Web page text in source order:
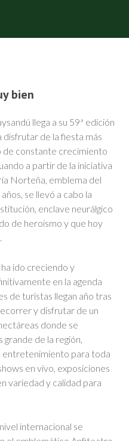
bien
llega a su 59ª edición
de la fiesta más
de constante crecimiento
a partir de la iniciativa
Norteña, emblema del
se llevó a cabo la
enclave neurálgico
de heroísmo y que hoy
ido creciendo y
en la agenda
de turistas llegan año tras
y disfrutar de un
donde se
de la región,
entretenimiento para toda
en vivo, exposiciones
variedad y calidad para
internacional se